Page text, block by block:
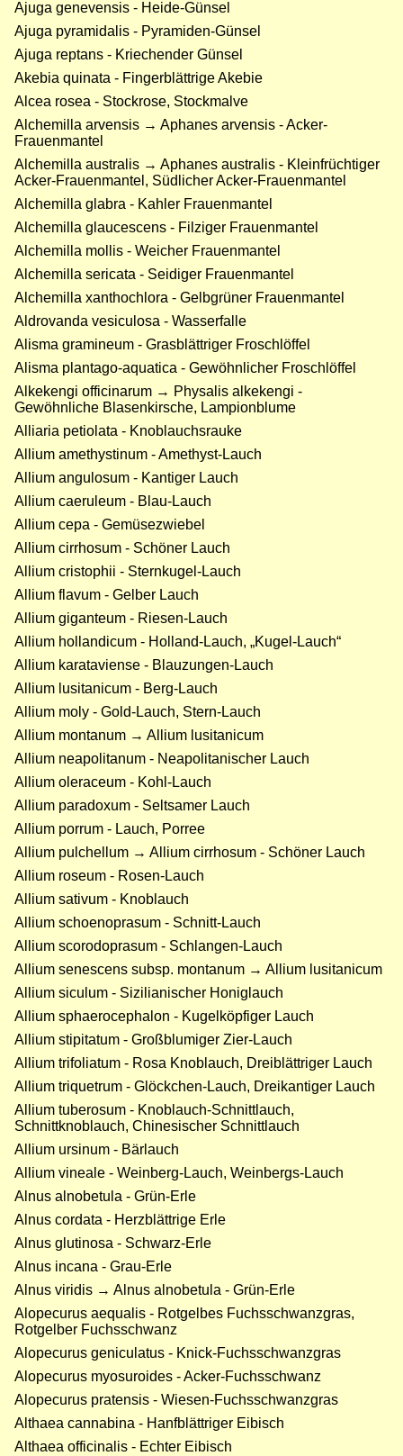
Ajuga genevensis - Heide-Günsel
Ajuga pyramidalis - Pyramiden-Günsel
Ajuga reptans - Kriechender Günsel
Akebia quinata - Fingerblättrige Akebie
Alcea rosea - Stockrose, Stockmalve
Alchemilla arvensis → Aphanes arvensis - Acker-
Frauenmantel
Alchemilla australis → Aphanes australis - Kleinfrüchtiger
Acker-Frauenmantel, Südlicher Acker-Frauenmantel
Alchemilla glabra - Kahler Frauenmantel
Alchemilla glaucescens - Filziger Frauenmantel
Alchemilla mollis - Weicher Frauenmantel
Alchemilla sericata - Seidiger Frauenmantel
Alchemilla xanthochlora - Gelbgrüner Frauenmantel
Aldrovanda vesiculosa - Wasserfalle
Alisma gramineum - Grasblättriger Froschlöffel
Alisma plantago-aquatica - Gewöhnlicher Froschlöffel
Alkekengi officinarum → Physalis alkekengi -
Gewöhnliche Blasenkirsche, Lampionblume
Alliaria petiolata - Knoblauchsrauke
Allium amethystinum - Amethyst-Lauch
Allium angulosum - Kantiger Lauch
Allium caeruleum - Blau-Lauch
Allium cepa - Gemüsezwiebel
Allium cirrhosum - Schöner Lauch
Allium cristophii - Sternkugel-Lauch
Allium flavum - Gelber Lauch
Allium giganteum - Riesen-Lauch
Allium hollandicum - Holland-Lauch, „Kugel-Lauch“
Allium karataviense - Blauzungen-Lauch
Allium lusitanicum - Berg-Lauch
Allium moly - Gold-Lauch, Stern-Lauch
Allium montanum → Allium lusitanicum
Allium neapolitanum - Neapolitanischer Lauch
Allium oleraceum - Kohl-Lauch
Allium paradoxum - Seltsamer Lauch
Allium porrum - Lauch, Porree
Allium pulchellum → Allium cirrhosum - Schöner Lauch
Allium roseum - Rosen-Lauch
Allium sativum - Knoblauch
Allium schoenoprasum - Schnitt-Lauch
Allium scorodoprasum - Schlangen-Lauch
Allium senescens subsp. montanum → Allium lusitanicum
Allium siculum - Sizilianischer Honiglauch
Allium sphaerocephalon - Kugelköpfiger Lauch
Allium stipitatum - Großblumiger Zier-Lauch
Allium trifoliatum - Rosa Knoblauch, Dreiblättriger Lauch
Allium triquetrum - Glöckchen-Lauch, Dreikantiger Lauch
Allium tuberosum - Knoblauch-Schnittlauch,
Schnittknoblauch, Chinesischer Schnittlauch
Allium ursinum - Bärlauch
Allium vineale - Weinberg-Lauch, Weinbergs-Lauch
Alnus alnobetula - Grün-Erle
Alnus cordata - Herzblättrige Erle
Alnus glutinosa - Schwarz-Erle
Alnus incana - Grau-Erle
Alnus viridis → Alnus alnobetula - Grün-Erle
Alopecurus aequalis - Rotgelbes Fuchsschwanzgras,
Rotgelber Fuchsschwanz
Alopecurus geniculatus - Knick-Fuchsschwanzgras
Alopecurus myosuroides - Acker-Fuchsschwanz
Alopecurus pratensis - Wiesen-Fuchsschwanzgras
Althaea cannabina - Hanfblättriger Eibisch
Althaea officinalis - Echter Eibisch